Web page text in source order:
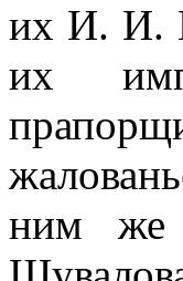
их И. И.
их
ним же